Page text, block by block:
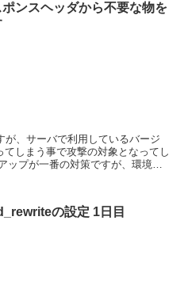
ポンスヘッダから不要な物を
が、サーバで利用しているバージ
しまう事で攻撃の対象となってし
ップが一番の対策ですが、環境に
の設定 1日目